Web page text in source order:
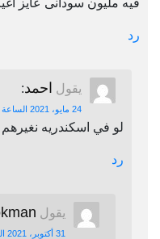
فيه مليون سودانى عايز اغيرهم
رد
يقول احمد:
24 مايو، 2021 الساعة 4:32 م
لو في اسكندريه
رد
يقول
31 أكتوبر، 2021 الساعة 10:59 م